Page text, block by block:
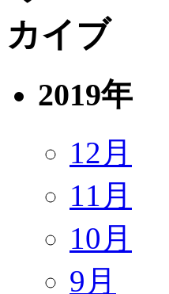
2019年
12月
11月
10月
9月